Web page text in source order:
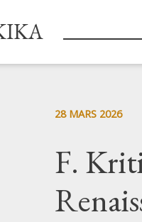
28 MARS 2026
F.